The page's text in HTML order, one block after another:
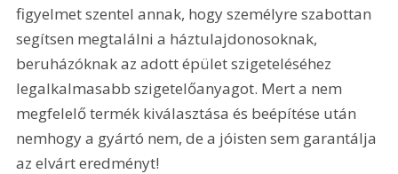
figyelmet szentel annak, hogy személyre szabottan
segítsen megtalálni a háztulajdonosoknak,
beruházóknak az adott épület szigeteléséhez
legalkalmasabb szigetelőanyagot. Mert a nem
megfelelő termék kiválasztása és beépítése után
nemhogy a gyártó nem, de a jóisten sem garantálja
az elvárt eredményt!